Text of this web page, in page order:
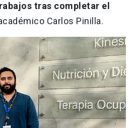
tras completar el
Carlos Pinilla.